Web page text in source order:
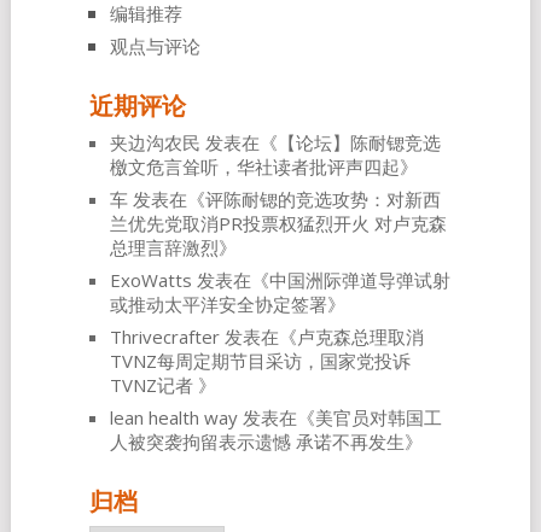
编辑推荐
观点与评论
近期评论
夹边沟农民 发表在《 【论坛】陈耐锶竞选
檄文危言耸听，华社读者批评声四起》
车发表在《评陈耐锶的竞选攻势：对新西
兰优先党取消PR投票权猛烈开火 对卢克森
总理言辞激烈》
ExoWatts 发表在《中国洲际弹道导弹试射
或推动太平洋安全协定签署》
Thrivecrafter发表在《卢克森总理取消
TVNZ每周定期节目采访，国家党投诉
TVNZ记者 》
lean health way发表在《美官员对韩国工
人被突袭拘留表示遗憾 承诺不再发生》
归档